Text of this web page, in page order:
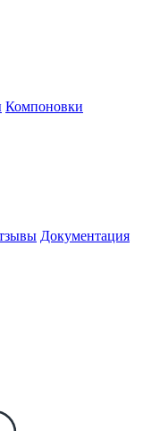
Компоновки
Документация